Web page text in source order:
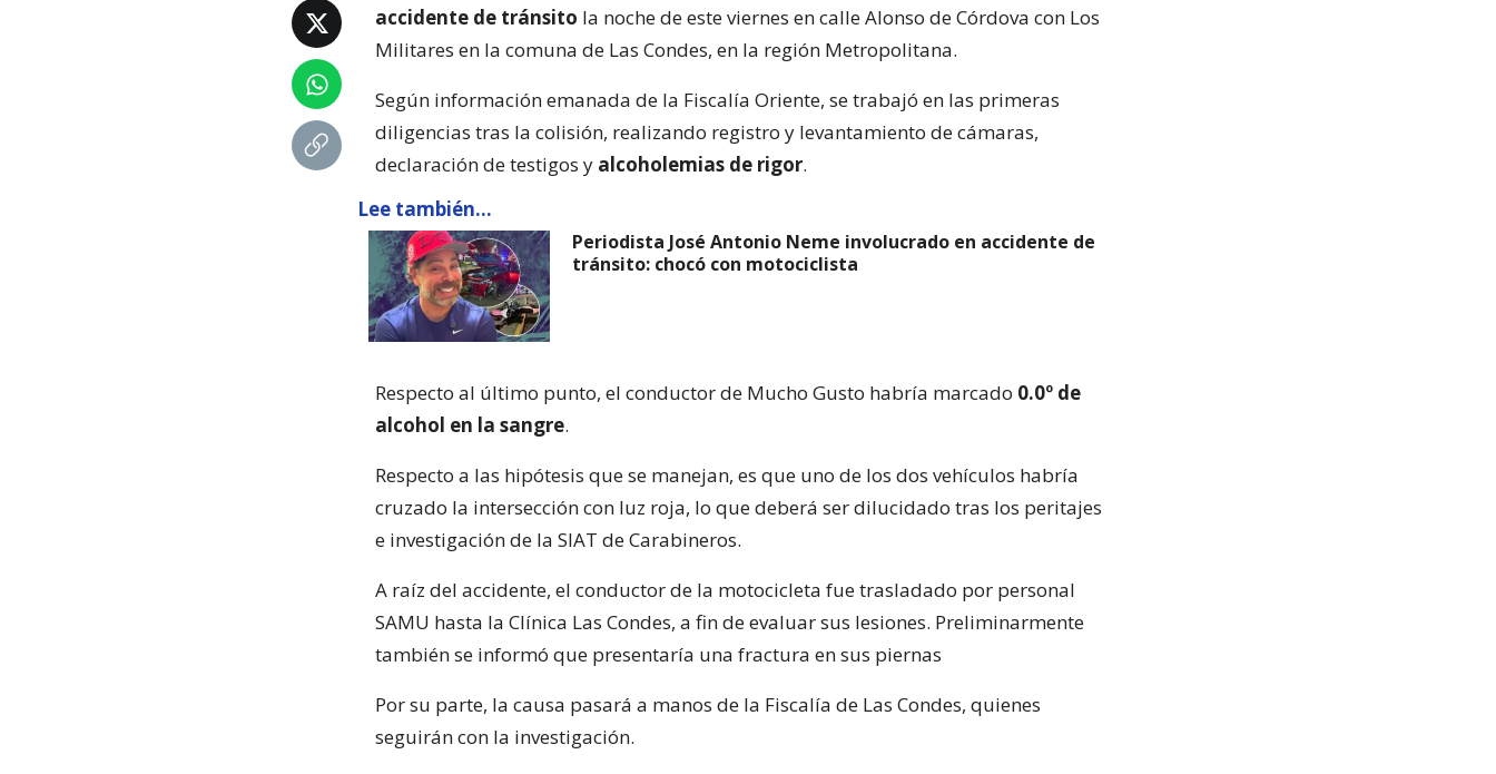
accidente de tránsito la noche de este viernes en calle Alonso de Córdova con Los
Militares en la comuna de Las Condes, en la región Metropolitana.
Según información emanada de la Fiscalía Oriente, se trabajó en las primeras
diligencias tras la colisión, realizando registro y levantamiento de cámaras,
declaración de testigos y alcoholemias de rigor.
Lee también...
Periodista José Antonio Neme involucrado en accidente de
tránsito: chocó con motociclista
Respecto al último punto, el conductor de Mucho Gusto habría marcado 0.0º de
alcohol en la sangre.
Respecto a las hipótesis que se manejan, es que uno de los dos vehículos habría
cruzado la intersección con luz roja, lo que deberá ser dilucidado tras los peritajes
e investigación de la SIAT de Carabineros.
A raíz del accidente, el conductor de la motocicleta fue trasladado por personal
SAMU hasta la Clínica Las Condes, a fin de evaluar sus lesiones. Preliminarmente
también se informó que presentaría una fractura en sus piernas
Por su parte, la causa pasará a manos de la Fiscalía de Las Condes, quienes
seguirán con la investigación.